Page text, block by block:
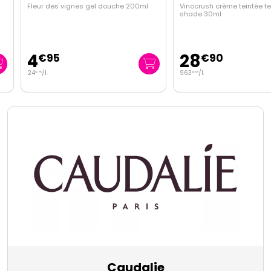
Fleur des vignes gel douche 200ml
€95
75/l.
Vinocrush crème teintée
shade 30ml
28€90
€ 33/l.
Caudalie